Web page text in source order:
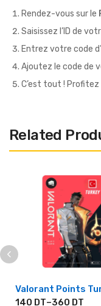
Rendez-vous sur le
Saisissez l’ID de
Entrez votre code
Ajoutez le code de
C’est tout !
Related
Valorant Points
140 DT–360 DT